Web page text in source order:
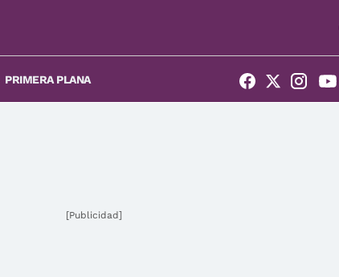
PRIMERA PLANA
[Publicidad]